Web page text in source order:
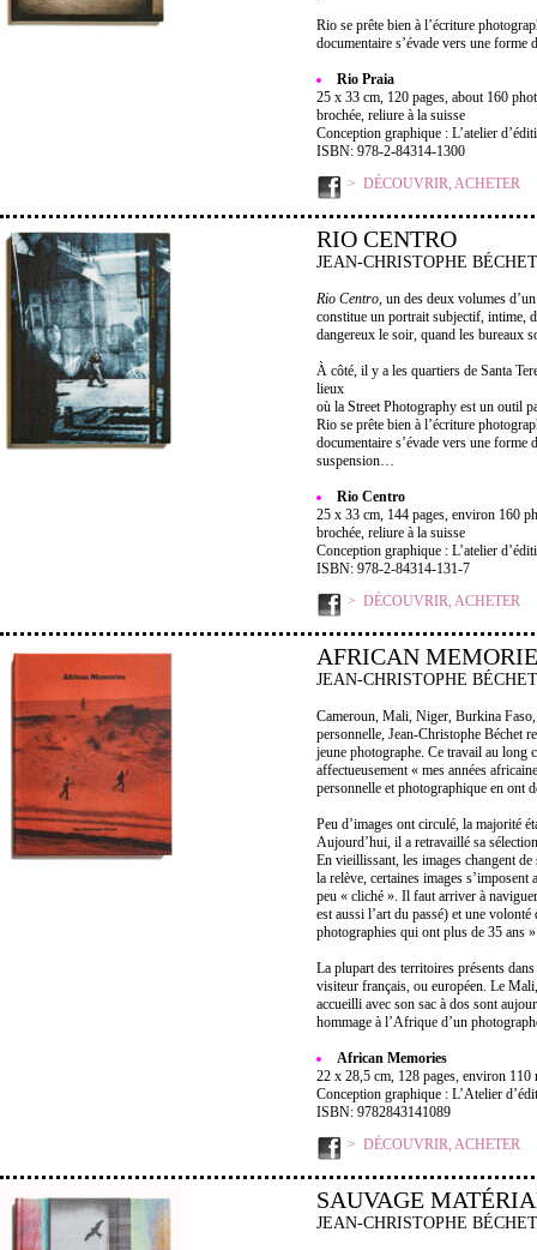
Rio se prête bien à l’écriture
documentaire s’évade vers une forme
Rio Praia
25 x 33 cm, 120 pages, about 160
brochée, reliure à la suisse
Conception graphique : L’atelier
ISBN: 978-2-84314-1300
DÉCOUVRIR, ACHETER
RIO CENTRO
JEAN-CHRISTOPHE BÉCHET
Rio Centro, un des deux volumes
constitue un portrait subjectif, intime,
dangereux le soir, quand les bureaux
À côté, il y a les quartiers de Santa
lieux
où la Street Photography est un outil
Rio se prête bien à l’écriture
documentaire s’évade vers une forme
suspension…
Rio Centro
25 x 33 cm, 144 pages, environ 160
brochée, reliure à la suisse
Conception graphique : L’atelier
ISBN: 978-2-84314-131-7
DÉCOUVRIR, ACHETER
AFRICAN
JEAN-CHRISTOPHE BÉCHET
Cameroun, Mali, Niger, Burkina
personnelle, Jean-Christophe Béchet
jeune photographe. Ce travail au long
affectueusement « mes années
personnelle et photographique en ont
Peu d’images ont circulé, la majorité
Aujourd’hui, il a retravaillé sa
En vieillissant, les images changent
la relève, certaines images
peu « cliché ». Il faut arriver à
est aussi l’art du passé) et une
photographies qui ont plus de 35 ans
La plupart des territoires présents dans
visiteur français, ou européen. Le
accueilli avec son sac à dos sont
hommage à l’Afrique d’un
African Memories
22 x 28,5 cm, 128 pages, environ
Conception graphique : L’Atelier
ISBN: 9782843141089
DÉCOUVRIR, ACHETER
SAUVAGE
JEAN-CHRISTOPHE BÉCHET